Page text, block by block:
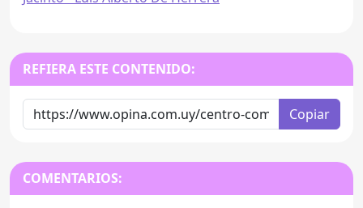
REFIERA ESTE CONTENIDO:
Copiar
COMENTARIOS: